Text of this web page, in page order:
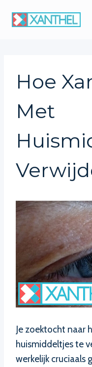
Hoe
Met
Je zoektocht naar
huismiddeltjes te
werkelijk cruciaals